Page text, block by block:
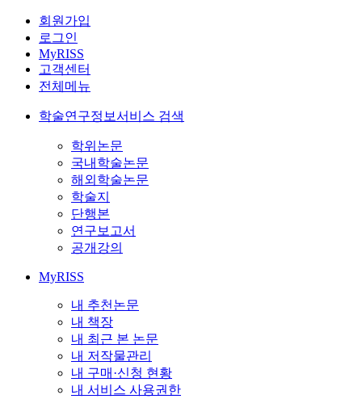
회원가입
로그인
MyRISS
고객센터
전체메뉴
학술연구정보서비스 검색
학위논문
국내학술논문
해외학술논문
학술지
단행본
연구보고서
공개강의
MyRISS
내 추천논문
내 책장
내 최근 본 논문
내 저작물관리
내 구매·신청 현황
내 서비스 사용권한